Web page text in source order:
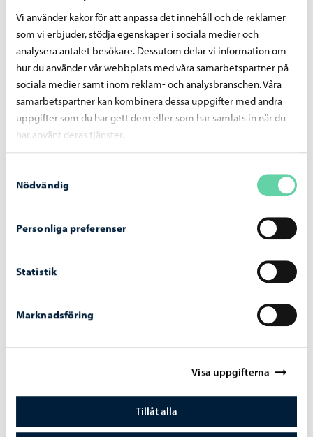
Vi använder kakor för att anpassa det innehåll och de reklamer
som vi erbjuder, stödja egenskaper i sociala medier och
analysera antalet besökare. Dessutom delar vi information om
hur du använder vår webbplats med våra samarbetspartner på
sociala medier samt inom reklam- och analysbranschen. Våra
samarbetspartner kan kombinera dessa uppgifter med andra
uppgifter som du har gett dem eller som har samlats in när du
har använt deras tjänster.
Nödvändig
Personliga preferenser
Statistik
Marknadsföring
Visa uppgifterna
Tillåt alla
kursläraren.
Webbtjänst – opistopalvelut.fi
Kontaktuppgifter till kansliet
Uppgifter för anmälan
hands när du anmäler dig
socialskyddssignum
adress
e-postadress
huvudsaklig aktivitet (sysselsatt / arbetslös /
studerande / pensionär / annan)
Om du vill anmäla någon annan, uppge den personens